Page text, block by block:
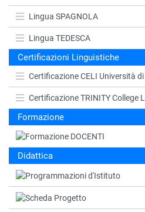
Lingua SPAGNOLA
Lingua TEDESCA
Certificazioni Linguistiche
Certificazione CELI Università
Certificazione TRINITY College
Formazione
Didattica